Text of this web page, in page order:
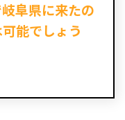
阜県に来たの
能でしょう